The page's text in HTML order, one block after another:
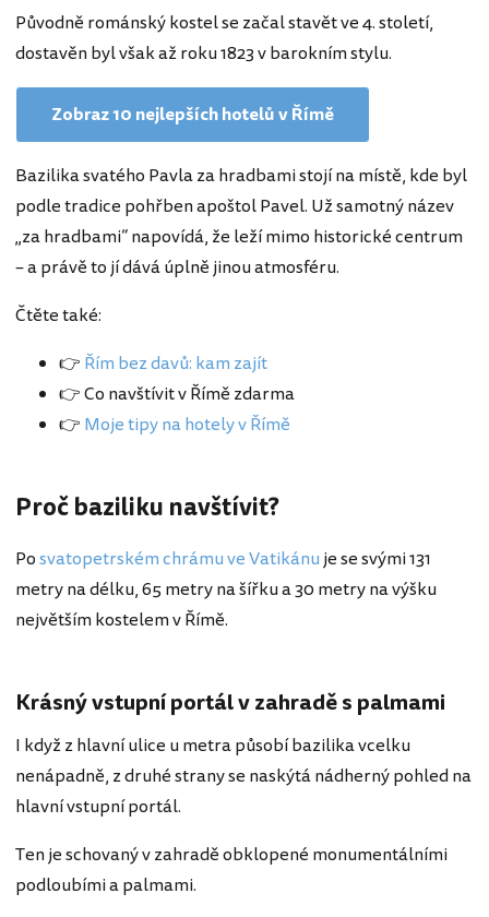
Původně románský kostel se začal stavět ve 4. století,
dostavěn byl však až roku 1823 v barokním stylu.
Zobraz 10 nejlepších hotelů v Římě
Bazilika svatého Pavla za hradbami stojí na místě, kde byl
podle tradice pohřben apoštol Pavel. Už samotný název
„za hradbami“ napovídá, že leží mimo historické centrum
– a právě to jí dává úplně jinou atmosféru.
Čtěte také:
👉 Řím bez davů: kam zajít
👉 Co navštívit v Římě zdarma
👉 Moje tipy na hotely v Římě
Proč baziliku navštívit?
Posvatopetrském chrámu ve Vatikánuje se svými 131
metry na délku, 65 metry na šířku a 30 metry na výšku
největším kostelem v Římě.
Krásný vstupní portál v zahradě s palmami
I když z hlavní ulice u metra působí bazilika vcelku
nenápadně, z druhé strany se naskýtá nádherný pohled na
hlavní vstupní portál.
Ten je schovaný v zahradě obklopené monumentálními
podloubími a palmami.